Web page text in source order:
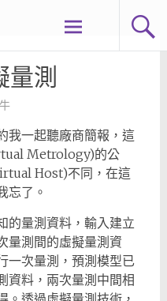
量測
我一起聽廠商簡報，這
Metrology)的公
Host)不同，在這
忘了。
的量測資料，輸入建立
量測間的虛擬量測資
一次量測，預測模型已
資料，兩次量測中間相